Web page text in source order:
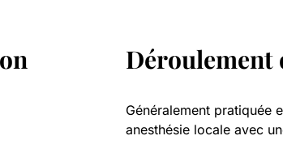
Déroulement
Généralement pratiquée
anesthésie locale avec